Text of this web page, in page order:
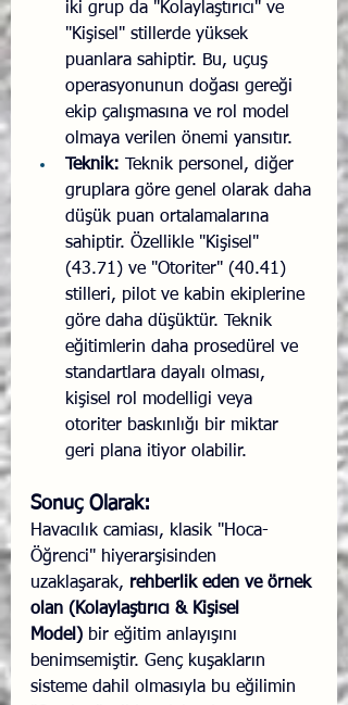
iki grup da "Kolaylaştırıcı" ve
"Kişisel" stillerde yüksek
puanlara sahiptir. Bu, uçuş
operasyonunun doğası gereği
ekip çalışmasına ve rol model
olmaya verilen önemi yansıtır.
Teknik: Teknik personel, diğer
gruplara göre genel olarak daha
düşük puan ortalamalarına
sahiptir. Özellikle "Kişisel"
(43.71) ve "Otoriter" (40.41)
stilleri, pilot ve kabin ekiplerine
göre daha düşüktür. Teknik
eğitimlerin daha prosedürel ve
standartlara dayalı olması,
kişisel rol modelligi veya
otoriter baskınlığı bir miktar
geri plana itiyor olabilir.
Sonuç Olarak:
Havacılık camiası, klasik "Hoca-
Öğrenci" hiyerarşisinden
uzaklaşarak, rehberlik eden ve örnek
olan (Kolaylaştırıcı & Kişisel
Model) bir eğitim anlayışını
benimsemiştir. Genç kuşakların
sisteme dahil olmasıyla bu eğilimin